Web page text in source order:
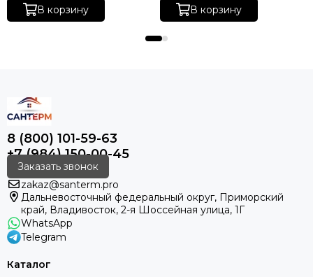
В корзину
В корзину
8 (800) 101-59-63
+7 (984) 150-00-45
Заказать звонок
zakaz@santerm.pro
Дальневосточный федеральный округ, Приморский
край, Владивосток, 2-я Шоссейная улица, 1Г
WhatsApp
Telegram
Каталог